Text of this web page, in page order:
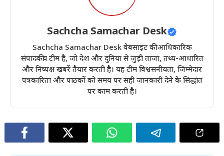
Sachcha Samachar Desk
Sachcha Samachar Desk वेबसाइट की आधिकारिक
संपादकीय टीम है, जो देश और दुनिया से जुड़ी ताज़ा, तथ्य-आधारित
और निष्पक्ष खबरें तैयार करती है। यह टीम विश्वसनीयता, ज़िम्मेदार
पत्रकारिता और पाठकों को समय पर सही जानकारी देने के सिद्धांत
पर काम करती है।